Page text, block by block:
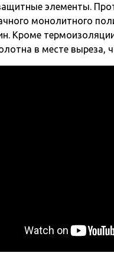
элементы.
монолитного
Кроме
в месте выреза,